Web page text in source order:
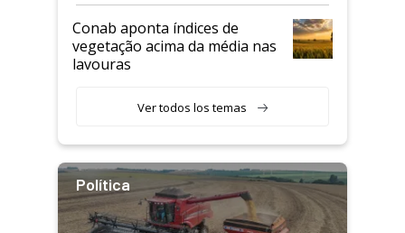
Conab aponta índices de
vegetação acima da média nas
lavouras
Ver todos los temas
Política